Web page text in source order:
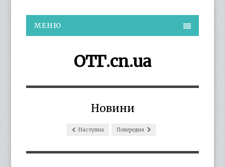
МЕНЮ
ОТГ.cn.ua
Новини
Наступна Попередня